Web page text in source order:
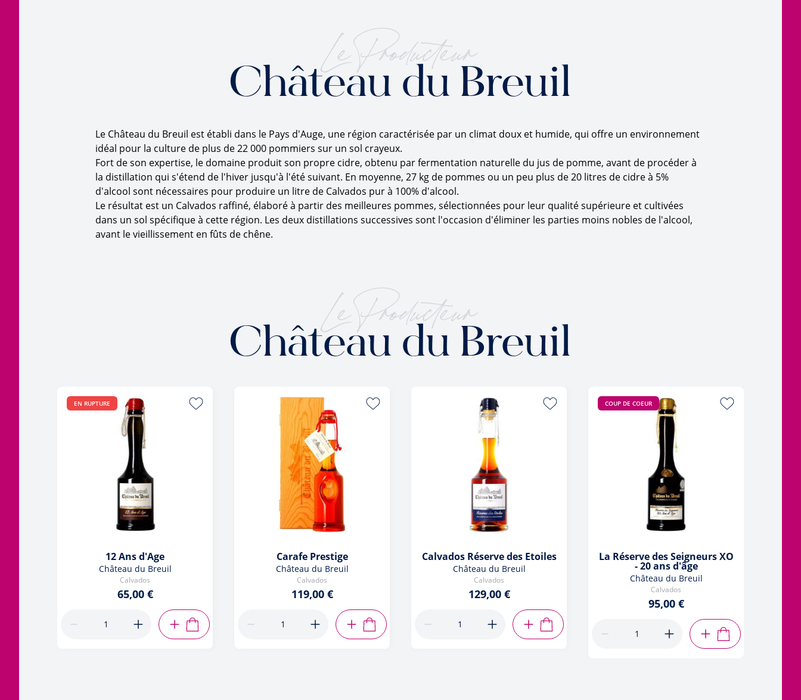
Le Producteur
Château du Breuil
Le Château du Breuil est établi dans le Pays d'Auge, une région caractérisée par un climat doux et humide, qui offre un environnement
idéal pour la culture de plus de 22 000 pommiers sur un sol crayeux.
Fort de son expertise, le domaine produit son propre cidre, obtenu par fermentation naturelle du jus de pomme, avant de procéder à
la distillation qui s'étend de l'hiver jusqu'à l'été suivant. En moyenne, 27 kg de pommes ou un peu plus de 20 litres de cidre à 5%
d'alcool sont nécessaires pour produire un litre de Calvados pur à 100% d'alcool.
Le résultat est un Calvados raffiné, élaboré à partir des meilleures pommes, sélectionnées pour leur qualité supérieure et cultivées
dans un sol spécifique à cette région. Les deux distillations successives sont l'occasion d'éliminer les parties moins nobles de l'alcool,
avant le vieillissement en fûts de chêne.
Le Producteur
Château du Breuil
EN RUPTURE
12 Ans d'Age
Château du Breuil
Calvados
65,00 €
AJOUTER AU PANIER
Carafe Prestige
Château du Breuil
Calvados
119,00 €
AJOUTER AU PANIER
Calvados Réserve des Etoiles
Château du Breuil
Calvados
129,00 €
AJOUTER AU PANIER
COUP DE COEUR
La Réserve des Seigneurs XO
- 20 ans d'âge
Château du Breuil
Calvados
95,00 €
AJOUTER AU PANIER